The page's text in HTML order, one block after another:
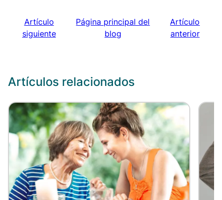
Artículo
siguiente
Página principal del
blog
Artículo
anterior
Artículos relacionados